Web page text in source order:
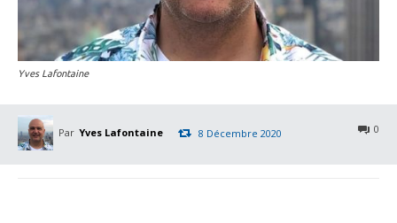
Yves Lafontaine
Par Yves Lafontaine 0
8 Décembre 2020